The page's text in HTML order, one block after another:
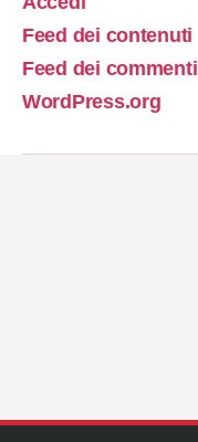
Feed dei contenuti
Feed dei commenti
WordPress.org